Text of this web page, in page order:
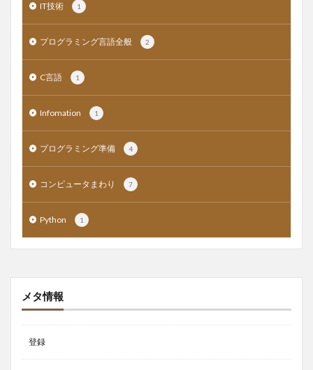
IT技術 1
プログラミング言語全般 2
C言語 1
Infomation 1
プログラミング準備 4
コンピュータまわり 7
Python 1
メタ情報
登録